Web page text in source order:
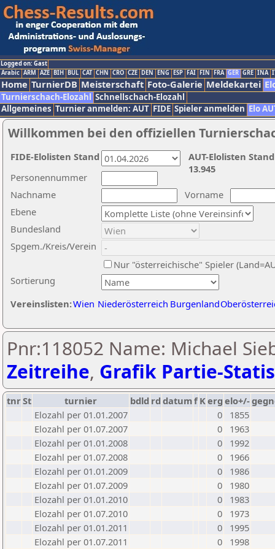
Logged on: Gast
Arabic ARM AZE BIH BUL CAT CHN CRO CZE DEN ENG ESP FAI FIN FRA GER GRE INA
Home TurnierDB Meisterschaft Foto-Galerie Meldekartei
Turnierschach-Elozahl Schnellschach-Elozahl
Allgemeines Turnier anmelden: AUT FIDE Spieler anmelden Elo
Willkommen bei den offiziellen
Nachname
Vorname
Ebene
Sortierung
Personennummer
Bundesland
Spgem./Kreis/Verein
Nur "österreichische" Spieler
Vereinslisten:Wien Niederösterreich Burgenland
AUT-Elolisten
13.945
FIDE-Elolisten Stand
Pnr:118052 Name: Michael
Zeitreihe, Grafik Partie-
tnrSt turnier bdld rd datumf Kerg elo+/-
Elozahl per 01.01.2007
0
1855
Elozahl per 01.07.2007
0
1963
Elozahl per 01.01.2008
0
1992
Elozahl per 01.07.2008
0
1966
Elozahl per 01.01.2009
0
1986
Elozahl per 01.07.2009
0
1980
Elozahl per 01.01.2010
0
1983
Elozahl per 01.07.2010
0
1973
Elozahl per 01.01.2011
0
1995
Elozahl per 01.07.2011
0
1998